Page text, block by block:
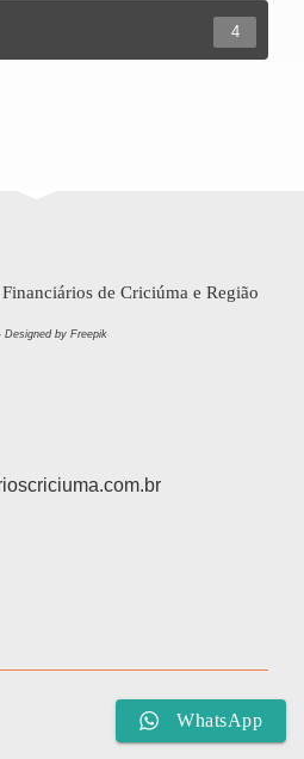
4
de Criciúma e Região
Designed by Freepik
WhatsApp